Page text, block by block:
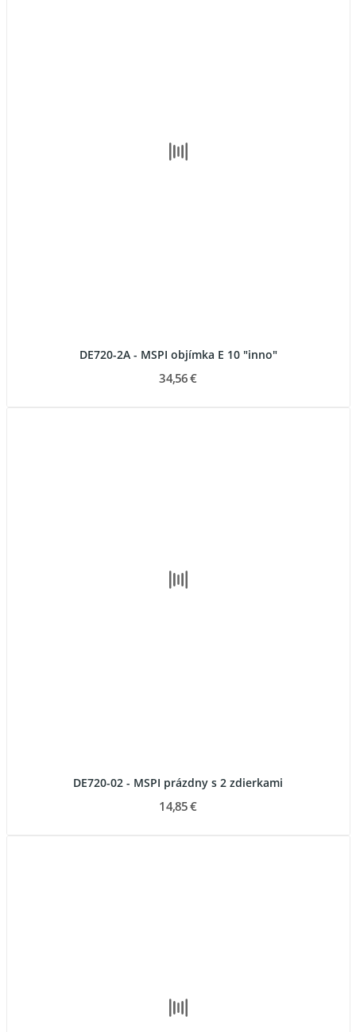
DE720-2A - MSPI objímka E 10 "inno"
34,56 €
DE720-02 - MSPI prázdny s 2 zdierkami
14,85 €